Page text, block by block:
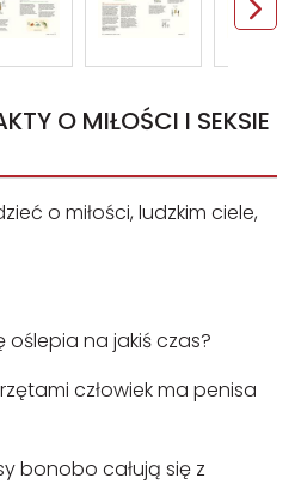
O MIŁOŚCI I SEKSIE
o miłości, ludzkim ciele,
na jakiś czas?
człowiek ma penisa
bonobo całują się z